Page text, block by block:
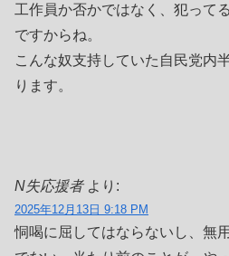
工作員か否かではなく、犯って
ですからね。
こんな奴支持していた自民党内
ります。
N失応援者 より:
2025年12月13日 9:18 PM
恫喝に屈してはならないし、無